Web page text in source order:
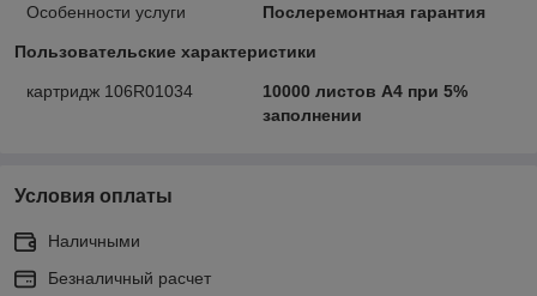
Особенности услуги
Послеремонтная гарантия
Пользовательские характеристики
картридж 106R01034
10000 листов А4 при 5%
заполнении
Условия оплаты
Наличными
Безналичный расчет